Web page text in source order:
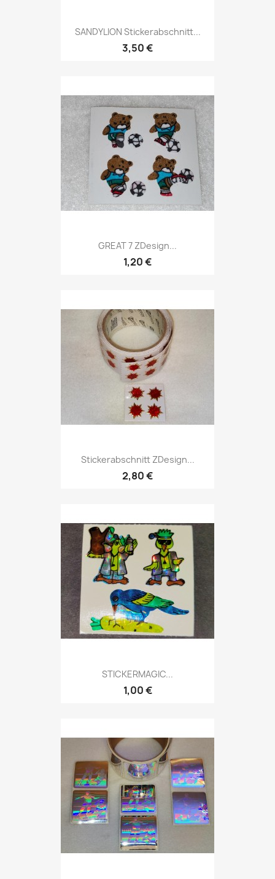
SANDYLION Stickerabschnitt...
3,50 €
GREAT 7 ZDesign...
1,20 €
Stickerabschnitt ZDesign...
2,80 €
STICKERMAGIC...
1,00 €